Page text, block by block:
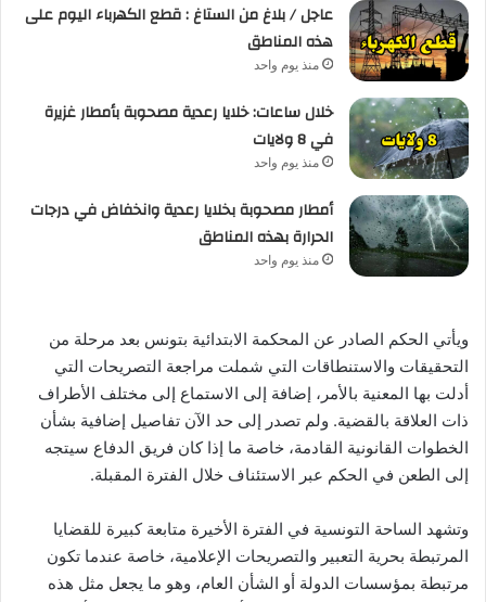
عاجل / بلاغ من الستاغ : قطع الكهرباء اليوم على
هذه المناطق
منذ يوم واحد
خلال ساعات: خلايا رعدية مصحوبة بأمطار غزيرة
في 8 ولايات
منذ يوم واحد
أمطار مصحوبة بخلايا رعدية وانخفاض في درجات
الحرارة بهذه المناطق
منذ يوم واحد
ويأتي الحكم الصادر عن المحكمة الابتدائية بتونس بعد مرحلة من
التحقيقات والاستنطاقات التي شملت مراجعة التصريحات التي
أدلت بها المعنية بالأمر، إضافة إلى الاستماع إلى مختلف الأطراف
ذات العلاقة بالقضية. ولم تصدر إلى حد الآن تفاصيل إضافية بشأن
الخطوات القانونية القادمة، خاصة ما إذا كان فريق الدفاع سيتجه
إلى الطعن في الحكم عبر الاستئناف خلال الفترة المقبلة.
وتشهد الساحة التونسية في الفترة الأخيرة متابعة كبيرة للقضايا
المرتبطة بحرية التعبير والتصريحات الإعلامية، خاصة عندما تكون
مرتبطة بمؤسسات الدولة أو الشأن العام، وهو ما يجعل مثل هذه